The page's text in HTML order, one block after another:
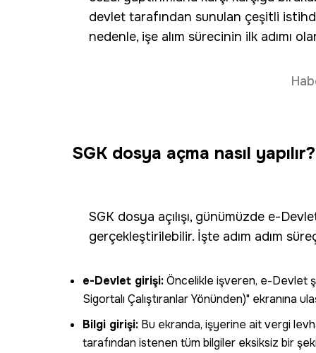
devlet tarafından sunulan çeşitli
nedenle, işe alım sürecinin ilk adımı
SGK dosya açma nasıl yapılır?
SGK dosya açılışı, günümüzde e-
gerçekleştirilebilir. İşte adım adım
e-Devlet girişi:Öncelikle işveren, e-Devlet
Sigortalı Çalıştıranlar Yönünden)" ekranına
Bilgi girişi: Bu ekranda, işyerine ait vergi
tarafından istenen tüm bilgiler eksiksiz bir